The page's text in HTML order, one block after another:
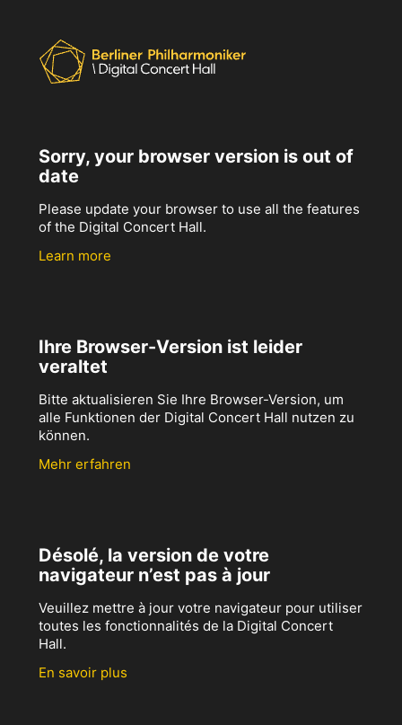
Sorry, your browser version is out of
date
Please update your browser to use all the features
of the Digital Concert Hall.
Learn more
Ihre Browser-Version ist leider
veraltet
Bitte aktualisieren Sie Ihre Browser-Version, um
alle Funktionen der Digital Concert Hall nutzen zu
können.
Mehr erfahren
Désolé, la version de votre
navigateur n’est pas à jour
Veuillez mettre à jour votre navigateur pour utiliser
toutes les fonctionnalités de la Digital Concert
Hall.
En savoir plus